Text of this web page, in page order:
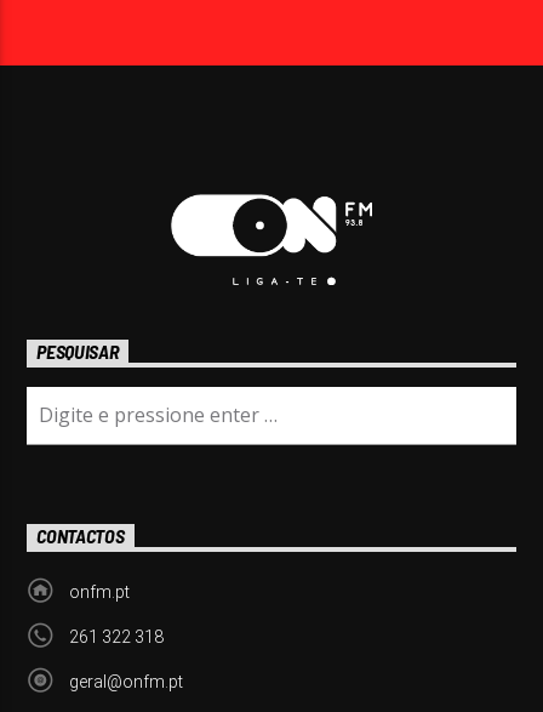
PESQUISAR
CONTACTOS
onfm.pt
261 322 318
geral@onfm.pt